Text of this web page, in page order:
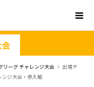
会
リーグ チャレンジ大会
出場チ
ンジ大会・参入戦